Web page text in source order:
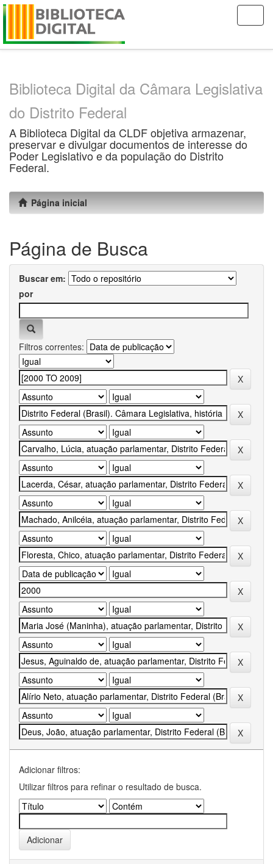
Skip
Biblioteca Digital da Câmara Legislativa
do Distrito Federal
A Biblioteca Digital da CLDF objetiva armazenar,
preservar e divulgar documentos de interesse do
Poder Legislativo e da população do Distrito
Federal.
Página inicial
Página de Busca
Buscar em:
por
Filtros correntes:
Adicionar filtros:
Utilizar filtros para refinar o resultado de busca.